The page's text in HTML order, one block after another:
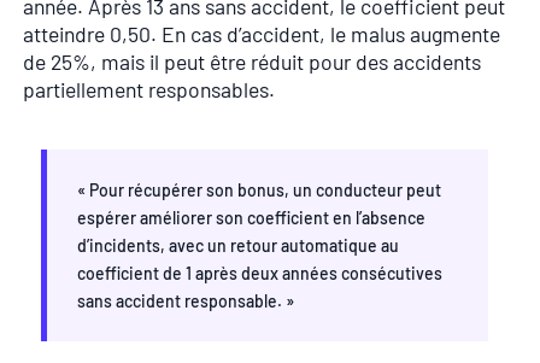
année. Après 13 ans sans accident, le coefficient peut
atteindre 0,50. En cas d’accident, le malus augmente
de 25%, mais il peut être réduit pour des accidents
partiellement responsables.
« Pour récupérer son bonus, un conducteur peut
espérer améliorer son coefficient en l’absence
d’incidents, avec un retour automatique au
coefficient de 1 après deux années consécutives
sans accident responsable. »